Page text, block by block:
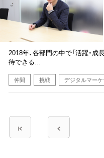
2018年、各部門の中で「活躍・成
待できる...
仲間 挑戦 デジタルマー
ー
先
頭
前
ペ